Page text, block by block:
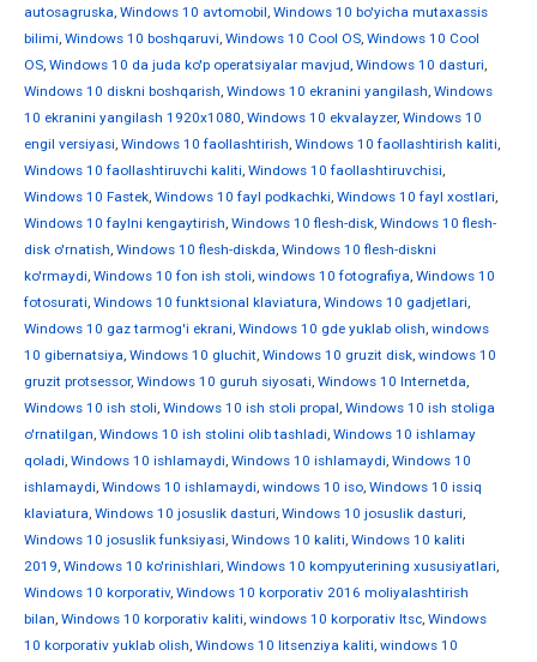
autosagruska, Windows 10 avtomobil, Windows 10 bo'yicha mutaxassis
bilimi, Windows 10 boshqaruvi, Windows 10 Cool OS, Windows 10 Cool
OS, Windows 10 da juda ko'p operatsiyalar mavjud, Windows 10 dasturi,
Windows 10 diskni boshqarish, Windows 10 ekranini yangilash, Windows
10 ekranini yangilash 1920x1080, Windows 10 ekvalayzer, Windows 10
engil versiyasi, Windows 10 faollashtirish, Windows 10 faollashtirish kaliti,
Windows 10 faollashtiruvchi kaliti, Windows 10 faollashtiruvchisi,
Windows 10 Fastek, Windows 10 fayl podkachki, Windows 10 fayl xostlari,
Windows 10 faylni kengaytirish, Windows 10 flesh-disk, Windows 10 flesh-
disk o'rnatish, Windows 10 flesh-diskda, Windows 10 flesh-diskni
ko'rmaydi, Windows 10 fon ish stoli, windows 10 fotografiya, Windows 10
fotosurati, Windows 10 funktsional klaviatura, Windows 10 gadjetlari,
Windows 10 gaz tarmog'i ekrani, Windows 10 gde yuklab olish, windows
10 gibernatsiya, Windows 10 gluchit, Windows 10 gruzit disk, windows 10
gruzit protsessor, Windows 10 guruh siyosati, Windows 10 Internetda,
Windows 10 ish stoli, Windows 10 ish stoli propal, Windows 10 ish stoliga
o'rnatilgan, Windows 10 ish stolini olib tashladi, Windows 10 ishlamay
qoladi, Windows 10 ishlamaydi, Windows 10 ishlamaydi, Windows 10
ishlamaydi, Windows 10 ishlamaydi, windows 10 iso, Windows 10 issiq
klaviatura, Windows 10 josuslik dasturi, Windows 10 josuslik dasturi,
Windows 10 josuslik funksiyasi, Windows 10 kaliti, Windows 10 kaliti
2019, Windows 10 ko'rinishlari, Windows 10 kompyuterining xususiyatlari,
Windows 10 korporativ, Windows 10 korporativ 2016 moliyalashtirish
bilan, Windows 10 korporativ kaliti, windows 10 korporativ ltsc, Windows
10 korporativ yuklab olish, Windows 10 litsenziya kaliti, windows 10